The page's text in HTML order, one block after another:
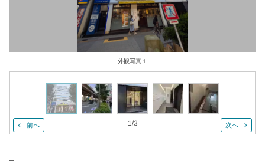
外観写真１
前へ 1/3 次へ